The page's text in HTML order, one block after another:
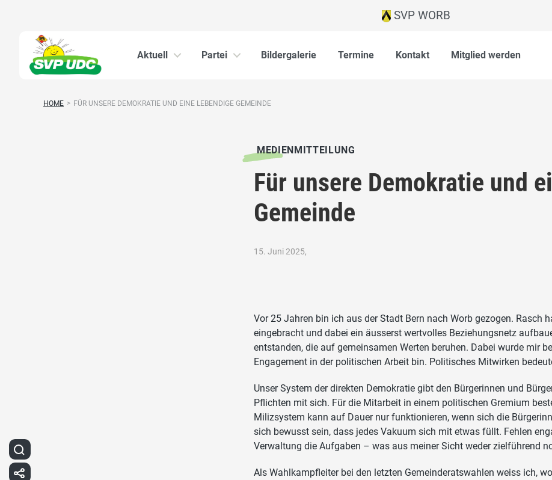
SVP WORB
Aktuell Partei Bildergalerie Termine Kontakt Mitglied werden
HOME > FÜR UNSERE DEMOKRATIE UND EINE LEBENDIGE GEMEINDE
MEDIENMITTEILUNG
Für unsere Demokratie und
Gemeinde
15. Juni 2025,
Vor 25 Jahren bin ich aus der Stadt Bern nach Worb gezogen. Rasch
eingebracht und dabei ein äusserst wertvolles Beziehungsnetz
entstanden, die auf gemeinsamen Werten beruhen. Dabei wurde mir
Engagement in der politischen Arbeit bin. Politisches Mitwirken
Unser System der direkten Demokratie gibt den Bürgerinnen und
Pflichten mit sich. Für die Mitarbeit in einem politischen Gremium
Milizsystem kann auf Dauer nur funktionieren, wenn sich die
sich bewusst sein, dass jedes Vakuum sich mit etwas füllt. Fehlen
Verwaltung die Aufgaben – was aus meiner Sicht weder zielführend
Als Wahlkampfleiter bei den letzten Gemeinderatswahlen weiss ich,